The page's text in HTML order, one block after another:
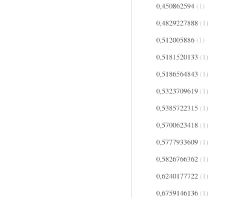
0,450862594(1)
0,4829227888(1)
0,512005886(1)
0,5181520133 (1)
0,5186564843 (1)
0,5323709619(1)
0,5385722315 (1)
0,5700623418(1)
0,5777933609(1)
0,5826766362(1)
0,6240177722(1)
0,6759146136(1)